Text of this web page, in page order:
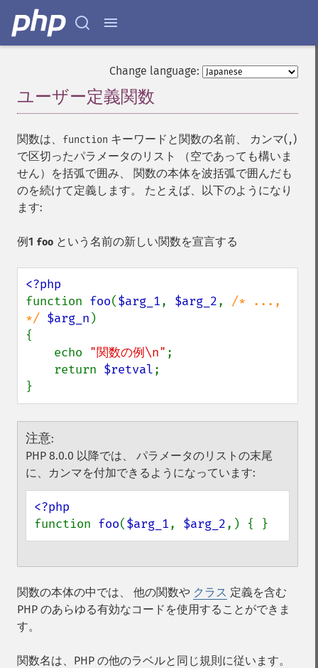
Change language:
ユーザー定義関数
関数は、 function キーワードと関数の名前、 カンマ(,)
で区切ったパラメータのリスト （空であっても構いま
せん）を括弧で囲み、 関数の本体を波括弧で囲んだも
のを続けて定義します。 たとえば、以下のようになり
ます:
例1 foo という名前の新しい関数を宣言する
function foo($arg_1, $arg_2, /* ...,
*/ $arg_n )
{
    echo
"関数の例\n" ;
    return
$retval;
}
注意:
PHP 8.0.0 以降では、 パラメータのリストの末尾
に、カンマを付加できるようになっています:
function foo($arg_1, $arg_2,) { }
関数の本体の中では、 他の関数や クラス 定義を含む
PHP のあらゆる有効なコードを使用することができま
す。
関数名は、PHP の他のラベルと同じ規則に従います。